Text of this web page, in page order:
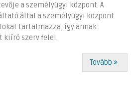
a személyügyi központ. A
által a személyügyi központ
tartalmazza, így annak
kiíró szerv felel.
Tovább